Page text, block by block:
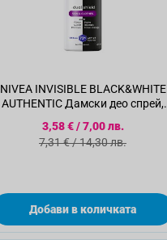
NIVEA INVISIBLE BLACK&WHITE
AUTHENTIC Дамски део спрей,
Специална цена
3,58 €/7,00 лв.
Стандартна цена
7,31 €/14,30 лв.
Добави в количката